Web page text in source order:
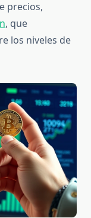
precios,
, que
los niveles de